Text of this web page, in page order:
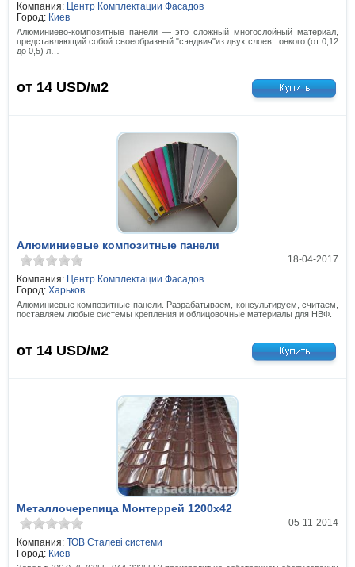
Компания: Центр Комплектации Фасадов
Город: Киев
Алюминиево-композитные панели — это сложный многослойный материал,
представляющий собой своеобразный "сэндвич"из двух слоев тонкого (от 0,12
до 0,5) л…
от 14 USD/м2
Алюминиевые композитные панели
18-04-2017
Компания: Центр Комплектации Фасадов
Город: Харьков
Алюминиевые композитные панели. Разрабатываем, консультируем, считаем,
поставляем любые системы крепления и облицовочные материалы для НВФ.
от 14 USD/м2
Металлочерепица Монтеррей 1200x42
05-11-2014
Компания: ТОВ Сталеві системи
Город: Киев